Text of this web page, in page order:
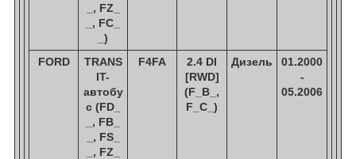
_, FZ_
_, FC_
_)
FORD
TRANS
IT-
автобу
с (FD_
_, FB_
_, FS_
_, FZ_
F4FA
2.4 DI
[RWD]
(F_B_,
F_C_)
Дизель
01.2000
-
05.2006